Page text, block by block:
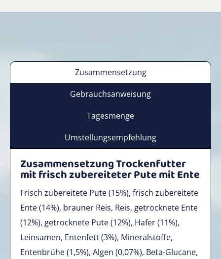
Zusammensetzung
Gebrauchsanweisung
Tagesmenge
Umstellungsempfehlung
Zusammensetzung Trockenfutter
mit frisch zubereiteter Pute mit Ente
Frisch zubereitete Pute (15%), frisch zubereitete
Ente (14%), brauner Reis, Reis, getrocknete Ente
(12%), getrocknete Pute (12%), Hafer (11%),
Leinsamen, Entenfett (3%), Mineralstoffe,
Entenbrühe (1,5%), Algen (0,07%), Beta-Glucane,